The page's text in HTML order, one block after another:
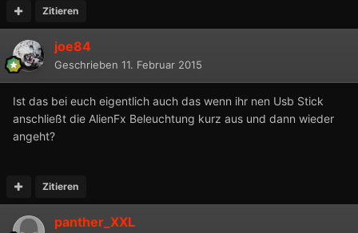
Zitieren
joe84
Geschrieben 11. Februar 2015
Ist das bei euch eigentlich auch das wenn ihr nen Usb Stick
anschließt die AlienFx Beleuchtung kurz aus und dann wieder
angeht?
Zitieren
panther_XXL